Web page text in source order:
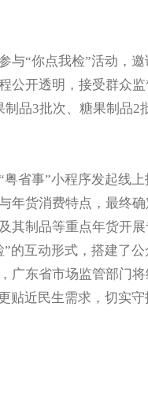
“你点我检”活动，邀
公开透明，接受群众
品3批次、糖果制品2
事”小程序发起线上
年货消费特点，最终
其制品等重点年货开
的互动形式，搭建了
广东省市场监管部门
近民生需求，切实守